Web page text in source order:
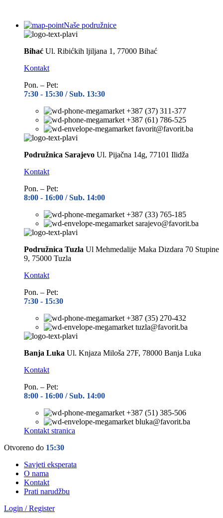
Naše podružnice
Bihać Ul. Ribićkih ljiljana 1, 77000 Bihać
Kontakt
Pon. – Pet:
7:30 - 15:30 / Sub. 13:30
+387 (37) 311-377
+387 (61) 786-525
favorit@favorit.ba
Podružnica Sarajevo Ul. Pijačna 14g, 77101 Ilidža
Kontakt
Pon. – Pet:
8:00 - 16:00 / Sub. 14:00
+387 (33) 765-185
sarajevo@favorit.ba
Podružnica Tuzla Ul Mehmedalije Maka Dizdara 70 Stupine
9, 75000 Tuzla
Kontakt
Pon. – Pet:
7:30 - 15:30
+387 (35) 270-432
tuzla@favorit.ba
Banja Luka Ul. Knjaza Miloša 27F, 78000 Banja Luka
Kontakt
Pon. – Pet:
8:00 - 16:00 / Sub. 14:00
+387 (51) 385-506
bluka@favorit.ba
Kontakt stranica
Otvoreno do 15:30
Savjeti eksperata
O nama
Kontakt
Prati narudžbu
Login / Register